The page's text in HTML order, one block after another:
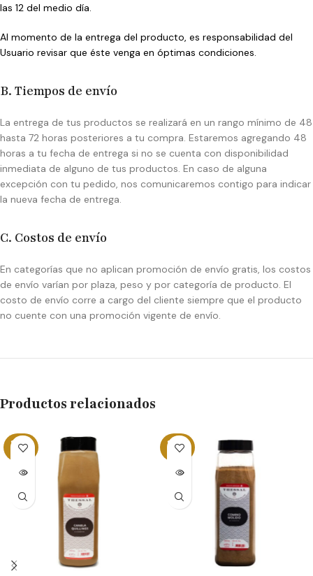
las 12 del medio día.
Al momento de la entrega del producto, es responsabilidad del
Usuario revisar que éste venga en óptimas condiciones.
B. Tiempos de envío
La entrega de tus productos se realizará en un rango mínimo de 48
hasta 72 horas posteriores a tu compra. Estaremos agregando 48
horas a tu fecha de entrega si no se cuenta con disponibilidad
inmediata de alguno de tus productos. En caso de alguna
excepción con tu pedido, nos comunicaremos contigo para indicar
la nueva fecha de entrega.
C. Costos de envío
En categorías que no aplican promoción de envío gratis, los costos
de envío varían por plaza, peso y por categoría de producto. El
costo de envío corre a cargo del cliente siempre que el producto
no cuente con una promoción vigente de envío.
Productos relacionados
SOLD
OUT
SOLD
OUT